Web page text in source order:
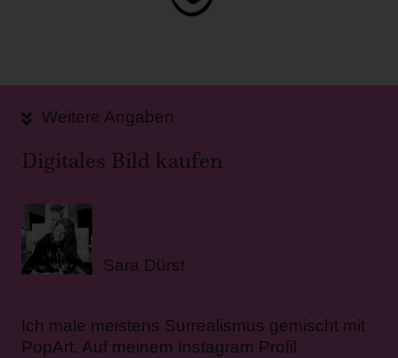
Weitere Angaben
Digitales Bild kaufen
Sara Dürst
Ich male meistens Surrealismus gemischt mit
PopArt. Auf meinem Instagram Profil